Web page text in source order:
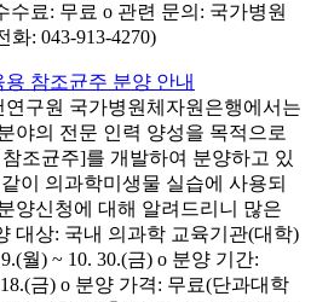
수료: 무료 o 관련 문의: 국가병원
: 043-913-4270)
참조균주 분양 안내
구원 국가병원체자원은행에서는
야의 전문 인력 양성을 목적으로
조균주]를 개발하여 분양하고 있
이 의과학미생물 실습에 사용되
양신청에 대해 알려드리니 많은
대상: 국내 의과학 교육기관(대학)
월) ~ 10. 30.(금) o 분양 기간:
18.(금) o 분양 가격: 무료(단과대학